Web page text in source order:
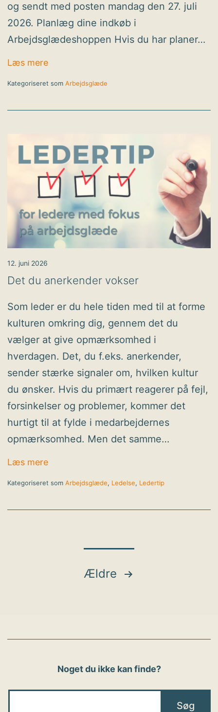
og sendt med posten mandag den 27. juli
2026. Planlæg dine indkøb i
Arbejdsglædeshoppen Hvis du har planer…
Læs mereArbejdsglædeshoppen holder
Kategoriseret som Arbejdsglæde
Det du anerkender vokser
12. juni 2026
Som leder er du hele tiden med til at forme
kulturen omkring dig, gennem det du
vælger at give opmærksomhed i
hverdagen. Det, du f.eks. anerkender,
sender stærke signaler om, hvilken kultur
du ønsker. Hvis du primært reagerer på fejl,
forsinkelser og problemer, kommer det
hurtigt til at fylde i medarbejdernes
opmærksomhed. Men det samme…
Læs mereDet du anerkender vokser
Kategoriseret som Arbejdsglæde, Ledelse, Ledertip
Ældre
Noget du ikke kan finde?